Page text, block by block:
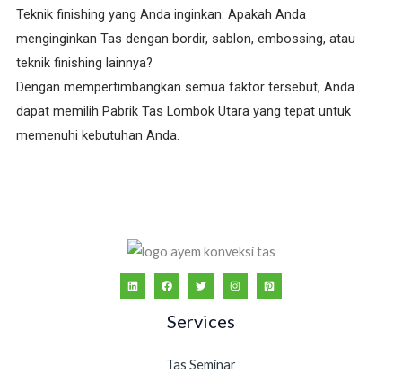
Teknik finishing yang Anda inginkan: Apakah Anda
menginginkan Tas dengan bordir, sablon, embossing, atau
teknik finishing lainnya?
Dengan mempertimbangkan semua faktor tersebut, Anda
dapat memilih Pabrik Tas Lombok Utara yang tepat untuk
memenuhi kebutuhan Anda.
Services
Tas Seminar